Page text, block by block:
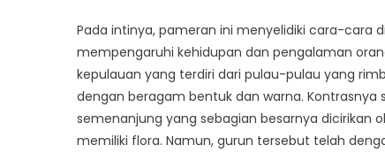
Pada intinya, pameran ini menyelidiki cara-cara
mempengaruhi kehidupan dan pengalaman
kepulauan yang terdiri dari pulau-pulau yang
dengan beragam bentuk dan warna.
semenanjung yang sebagian besarnya dicirikan
memiliki flora. Namun, gurun tersebut telah